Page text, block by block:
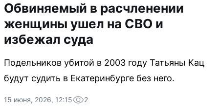
Обвиняемый в расчленении
женщины ушел на СВО и
избежал суда
Подельников убитой в 2003 году Татьяны Кац
будут судить в Екатеринбурге без него.
15 июня, 2026, 12:15 2